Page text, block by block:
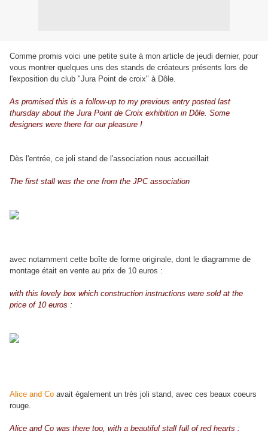
Comme promis voici une petite suite à mon article de jeudi dernier, pour
vous montrer quelques uns des stands de créateurs présents lors de
l'exposition du club "Jura Point de croix" à Dôle.
As promised this is a follow-up to my previous entry posted last
thursday about the Jura Point de Croix exhibition in Dôle. Some
designers were there for our pleasure !
Dès l'entrée, ce joli stand de l'association nous accueillait
The first stall was the one from the JPC association
avec notamment cette boîte de forme originale, dont le diagramme de
montage était en vente au prix de 10 euros :
with this lovely box which construction instructions were sold at the
price of 10 euros :
Alice and Co avait également un très joli stand, avec ces beaux coeurs
rouge.
Alice and Co was there too, with a beautiful stall full of red hearts :